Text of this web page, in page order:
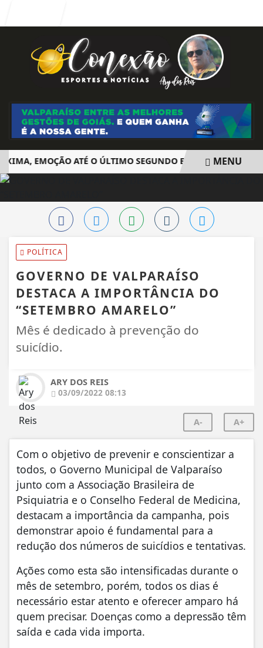
EMOÇÃO ATÉ O ÚLTIMO SEGUNDO E POLÊMICA. BIG
MENU
POLÍTICA
GOVERNO DE VALPARAÍSO
DESTACA A IMPORTÂNCIA DO
“SETEMBRO AMARELO”
Mês é dedicado à prevenção do
suicídio.
ARY DOS REIS
03/09/2022 08:13
A- A+
Com o objetivo de prevenir e conscientizar a
todos, o Governo Municipal de Valparaíso
junto com a Associação Brasileira de
Psiquiatria e o Conselho Federal de Medicina,
destacam a importância da campanha, pois
demonstrar apoio é fundamental para a
redução dos números de suicídios e tentativas.
Ações como esta são intensificadas durante o
mês de setembro, porém, todos os dias é
necessário estar atento e oferecer amparo há
quem precisar. Doenças como a depressão têm
saída e cada vida importa.